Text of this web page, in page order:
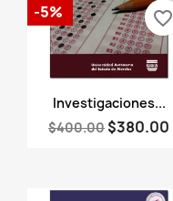
Vista rápida
Investigaciones...
$400.00 $380.00
-5% favorite_border